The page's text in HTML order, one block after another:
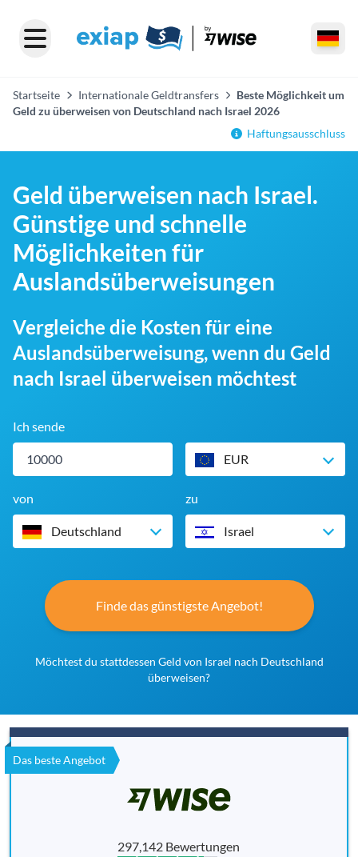
Startseite Internationale Geldtransfers
Beste Möglichkeit um
Geld zu überweisen von Deutschland nach Israel 2026
Haftungsausschluss
Geld überweisen nach Israel.
Günstige und schnelle
Möglichkeiten für
Auslandsüberweisungen
Vergleiche die Kosten für eine
Auslandsüberweisung, wenn du Geld
nach Israel überweisen möchtest
Ich sende
EUR
von
Deutschland
zu
Israel
Finde das günstigste Angebot!
Möchtest du stattdessen Geld von Israel nach Deutschland
überweisen?
Das beste Angebot
297,142 Bewertungen